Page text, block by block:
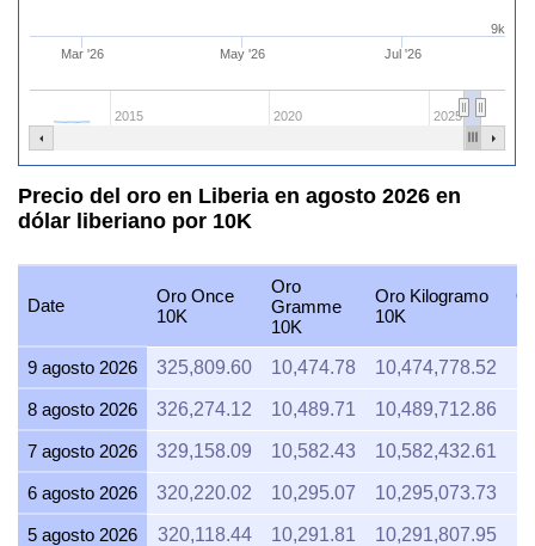
Mar '26 May '26 Jul '26
2015 2020 2025
9k
Precio del oro en Liberia en agosto 2026 en
dólar liberiano por 10K
Date
Oro Once
10K
Oro
Gramme
10K
Oro Kilogramo
10K
9 agosto 2026 325,809.60 10,474.78 10,474,778.52
8 agosto 2026 326,274.12 10,489.71 10,489,712.86
7 agosto 2026 329,158.09 10,582.43 10,582,432.61
6 agosto 2026 320,220.02 10,295.07 10,295,073.73
5 agosto 2026 320,118.44 10,291.81 10,291,807.95